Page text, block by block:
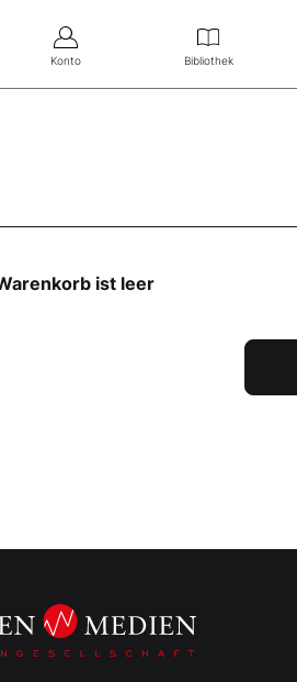
Konto Bibliothek
ist leer